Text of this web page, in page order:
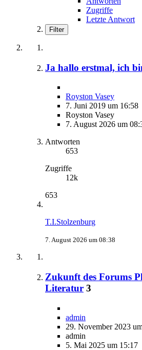
Zugriffe
Letzte Antwort
Filter
Ja hallo erstmal, ich
Royston Vasey
7. Juni 2019 um 16:58
Royston Vasey
7. August 2026 um
Antworten
653
Zugriffe
12k
653
T.I.Stolzenburg
7. August 2026 um 08:38
Zukunft des Forums
Literatur 3
admin
29. November 2023
admin
5. Mai 2025 um 15:17